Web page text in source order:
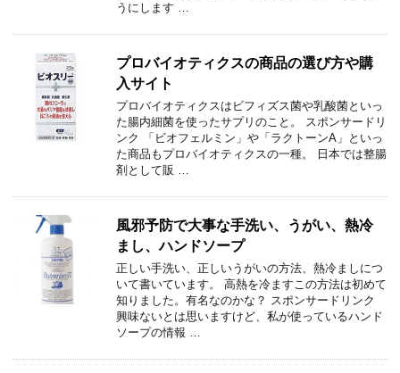
うにします …
プロバイオティクスの商品の選び方や購
入サイト
プロバイオティクスはビフィズス菌や乳酸菌といっ
た腸内細菌を使ったサプリのこと。 スポンサードリ
ンク 「ビオフェルミン」や「ラクトーンA」といっ
た商品もプロバイオティクスの一種。 日本では整腸
剤として販 …
風邪予防で大事な手洗い、うがい、熱冷
まし、ハンドソープ
正しい手洗い、正しいうがいの方法、熱冷ましにつ
いて書いています。 高熱を冷ますこの方法は初めて
知りました。有名なのかな？ スポンサードリンク
興味ないとは思いますけど、私が使っているハンド
ソープの情報 …